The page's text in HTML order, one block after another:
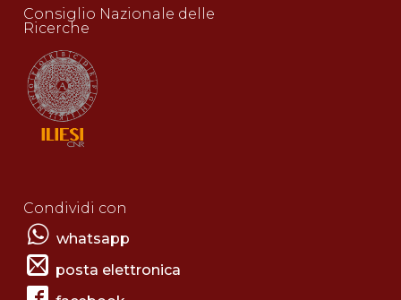
Consiglio Nazionale delle
Ricerche
Condividi con
whatsapp
posta elettronica